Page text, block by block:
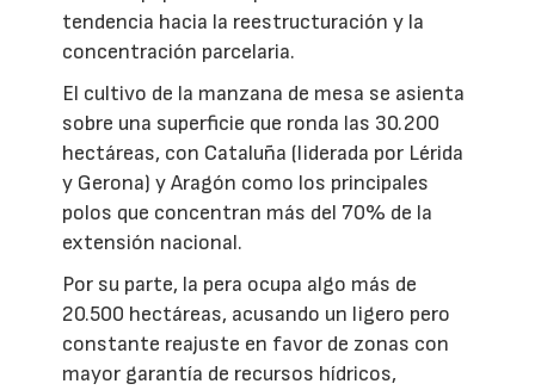
tendencia hacia la reestructuración y la
concentración parcelaria.
El cultivo de la manzana de mesa se asienta
sobre una superficie que ronda las 30.200
hectáreas, con Cataluña (liderada por Lérida
y Gerona) y Aragón como los principales
polos que concentran más del 70% de la
extensión nacional.
Por su parte, la pera ocupa algo más de
20.500 hectáreas, acusando un ligero pero
constante reajuste en favor de zonas con
mayor garantía de recursos hídricos,